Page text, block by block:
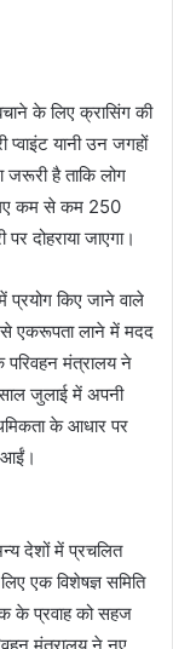
के लिए क्रासिंग की
प्वाइंट यानी उन जगहों
जरूरी है ताकि लोग
कम से कम 250
दोहराया जाएगा।
प्रयोग किए जाने वाले
एकरूपता लाने में मदद
मंत्रालय ने
जुलाई में अपनी
के आधार पर
आईं।
देशों में प्रचलित
एक विशेषज्ञ समिति
के प्रवाह को सहज
मंत्रालय ने नए